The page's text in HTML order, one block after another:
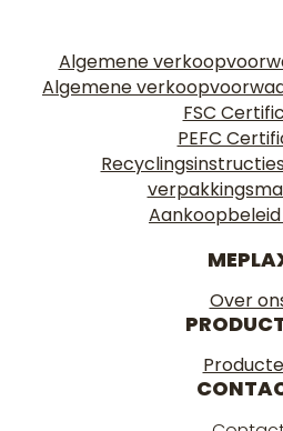
Algemene
Algemene
FSC
PEFC
Over